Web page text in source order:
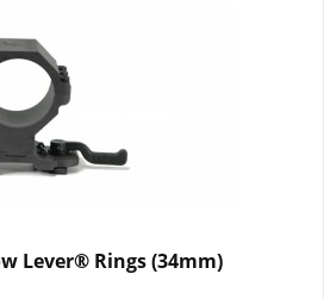
Lever® Rings (34mm)